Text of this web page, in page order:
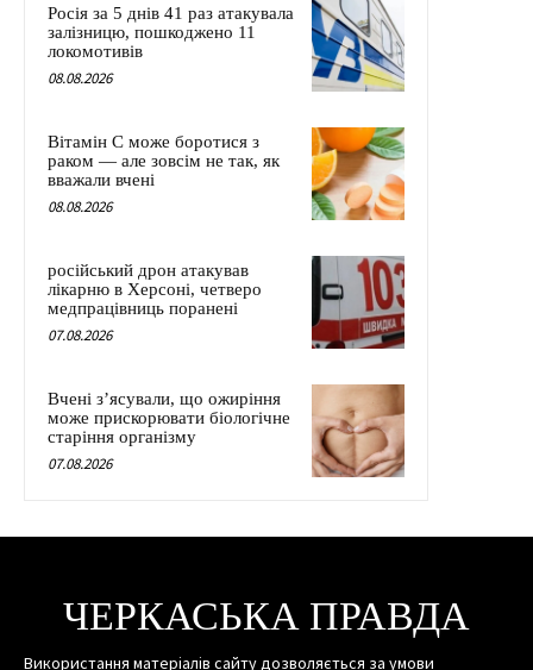
Росія за 5 днів 41 раз атакувала
залізницю, пошкоджено 11
локомотивів
08.08.2026
Вітамін C може боротися з
раком — але зовсім не так, як
вважали вчені
08.08.2026
російський дрон атакував
лікарню в Херсоні, четверо
медпрацівниць поранені
07.08.2026
Вчені з’ясували, що ожиріння
може прискорювати біологічне
старіння організму
07.08.2026
ЧЕРКАСЬКА ПРАВДА
Використання матеріалів сайту дозволяється за умови